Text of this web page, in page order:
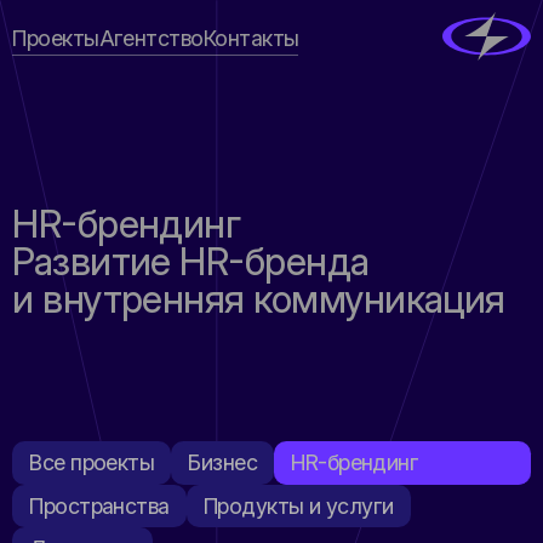
ПроектыАгентствоКонтакты
HR-брендинг
Развитие HR-бренда
и внутренняя коммуникация
Все проекты Бизнес
HR-брендинг
Пространствa
Продукты и услуги